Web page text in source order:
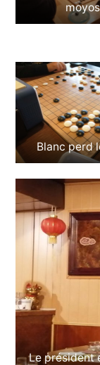
moyos
Blanc perd
Le président